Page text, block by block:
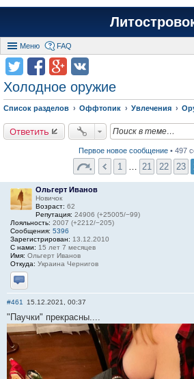
Меню FAQ
Холодное оружие
Список разделов Оффтопик Увлечения
Ответить
Первое новое сообщение• 497
1 21 22 23
Ольгерт Иванов
Новичок
Возраст: 62
Репутация: 24906 (+25005/−99)
Лояльность: 2007 (+2212/−205)
Сообщения: 5396
Зарегистрирован: 13.12.2010
С нами: 15 лет 7 месяцев
Имя: Ольгерт Иванов
Откуда: Украина Чернигов
Отправить личное сообщение
#461 15.12.2021, 00:37
"Паучки" прекрасны....